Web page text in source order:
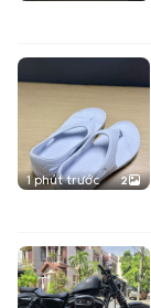
1 phút trước 2